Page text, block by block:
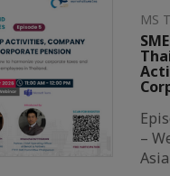
MS
–
Asia